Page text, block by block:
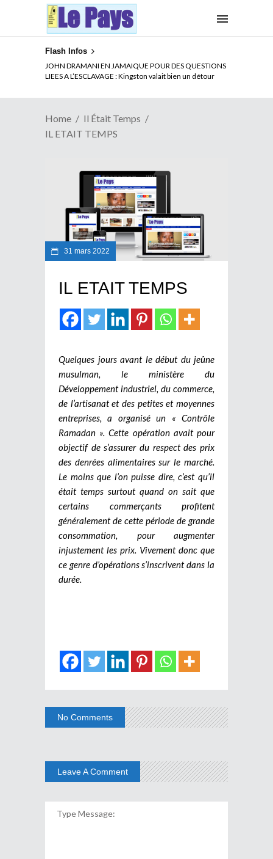
Flash Infos
JOHN DRAMANI EN JAMAIQUE POUR DES QUESTIONS
LIEES A L’ESCLAVAGE : Kingston valait bien un détour
Home
Il Était Temps
IL ETAIT TEMPS
31 mars 2022
IL ETAIT TEMPS
Quelques jours avant le début du jeûne
musulman, le ministère du
Développement industriel, du commerce,
de l’artisanat et des petites et moyennes
entreprises, a organisé un « Contrôle
Ramadan ». Cette opération avait pour
objectif de s’assurer du respect des prix
des denrées alimentaires sur le marché.
Le moins que l’on puisse dire, c’est qu’il
était temps surtout quand on sait que
certains commerçants profitent
généralement de cette période de grande
consommation, pour augmenter
injustement les prix. Vivement donc que
ce genre d’opérations s’inscrivent dans la
durée.
No Comments
Leave A Comment